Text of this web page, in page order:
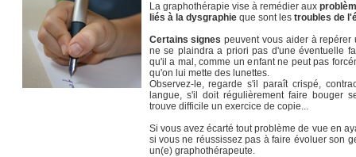
La graphothérapie vise à remédier aux
liés à la dysgraphieque sont les troubles de
Certains signes peuvent vous aider à
ne se plaindra a priori pas d'une éventuelle
qu'il a mal, comme un enfant ne peut pas
qu'on lui mette des lunettes.
Observez-le, regarde s'il paraît crispé,
langue, s'il doit régulièrement faire bouger
trouve difficile un exercice de copie...
Si vous avez écarté tout problème de vue en
si vous ne réussissez pas à faire évoluer son
un(e) graphothérapeute.